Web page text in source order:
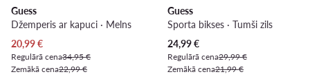
Guess
Džemperis ar kapuci · Melns
Pašreizējā cena
20,99€
Regulārā cena34,95 €
Zemākā cena22,99 €
Guess
Sporta bikses · Tumši zils
Pašreizējā cena
24,99€
Regulārā cena29,99 €
Zemākā cena21,99 €